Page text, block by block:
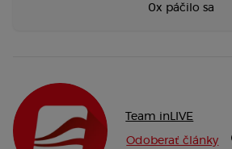
0x páčilo sa
Team inLIVE
Odoberať články